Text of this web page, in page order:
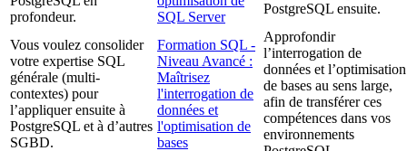
profondeur.
SQL Server
PostgreSQL ensuite.
Vous voulez consolider
votre expertise SQL
générale (multi-
contextes) pour
l’appliquer ensuite à
PostgreSQL et à d’autres
SGBD.
Formation SQL -
Niveau Avancé :
Maîtrisez
l'interrogation de
données et
l'optimisation de
bases
Approfondir
l’interrogation de
données et l’optimisation
de bases au sens large,
afin de transférer ces
compétences dans vos
environnements